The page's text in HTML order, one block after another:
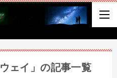
ェイ」の記事一覧